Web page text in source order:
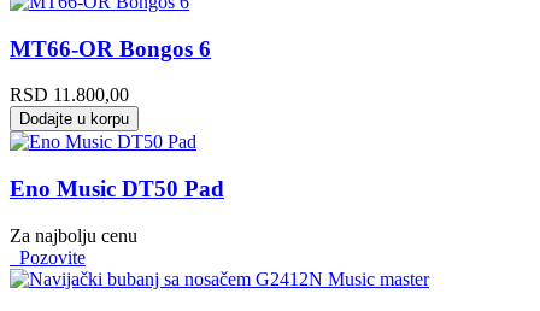
MT66-OR Bongos 6
RSD 11.800,00
Dodajte u korpu
Eno Music DT50 Pad
Za najbolju cenu
Pozovite